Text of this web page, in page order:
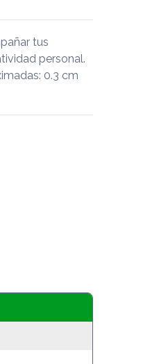
tus
personal.
0.3 cm